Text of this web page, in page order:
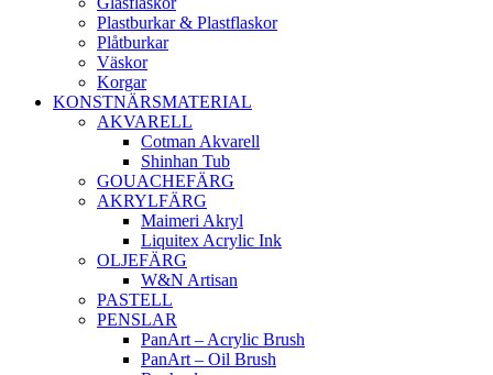
Plastburkar & Plastflaskor
Plåtburkar
Väskor
Korgar
KONSTNÄRSMATERIAL
AKVARELL
Cotman Akvarell
Shinhan Tub
GOUACHEFÄRG
AKRYLFÄRG
Maimeri Akryl
Liquitex Acrylic Ink
OLJEFÄRG
W&N Artisan
PASTELL
PENSLAR
PanArt – Acrylic Brush
PanArt – Oil Brush